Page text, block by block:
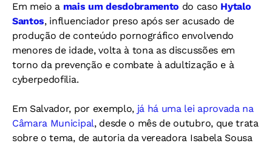
Em meio a mais um desdobramento do caso Hytalo
Santos, influenciador preso após ser acusado de
produção de conteúdo pornográfico envolvendo
menores de idade, volta à tona as discussões em
torno da prevenção e combate à adultização e à
cyberpedofilia.
Em Salvador, por exemplo, já há uma lei aprovada na
Câmara Municipal, desde o mês de outubro, que trata
sobre o tema, de autoria da vereadora Isabela Sousa